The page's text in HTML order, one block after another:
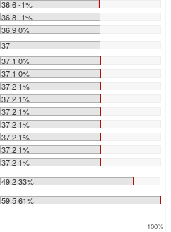
36.6 -1%
36.8 -1%
36.9 0%
37
37.1 0%
37.1 0%
37.2 1%
37.2 1%
37.2 1%
37.2 1%
37.2 1%
37.2 1%
37.2 1%
49.2 33%
59.5 61%
100%